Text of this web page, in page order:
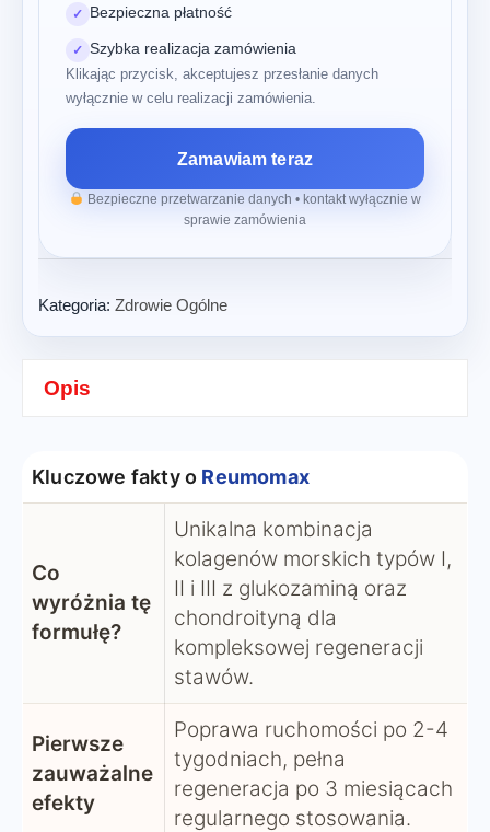
✓ Bezpieczna płatność
✓ Szybka realizacja zamówienia
Klikając przycisk, akceptujesz przesłanie danych
wyłącznie w celu realizacji zamówienia.
Zamawiam teraz
Bezpieczne przetwarzanie danych • kontakt wyłącznie w
sprawie zamówienia
Kategoria: Zdrowie Ogólne
Opis
Kluczowe fakty o Reumomax
Co
wyróżnia tę
formułę?
Unikalna kombinacja
kolagenów morskich typów I,
II i III z glukozaminą oraz
chondroityną dla
kompleksowej regeneracji
stawów.
Pierwsze
zauważalne
efekty
Poprawa ruchomości po 2-4
tygodniach, pełna
regeneracja po 3 miesiącach
regularnego stosowania.